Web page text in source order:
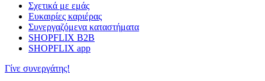
Σχετικά με εμάς
Ευκαιρίες καριέρας
Συνεργαζόμενα καταστήματα
SHOPFLIX B2B
SHOPFLIX app
Γίνε συνεργάτης!